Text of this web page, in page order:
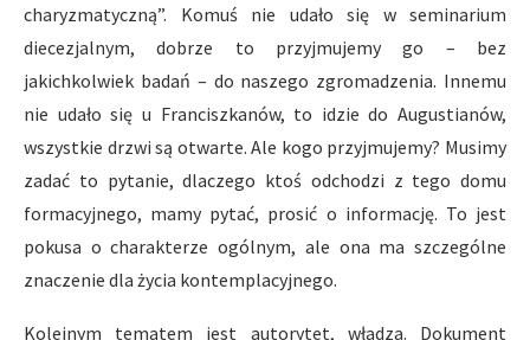
charyzmatyczną”. Komuś nie udało się w seminarium
diecezjalnym, dobrze to przyjmujemy go – bez
jakichkolwiek badań – do naszego zgromadzenia. Innemu
nie udało się u Franciszkanów, to idzie do Augustianów,
wszystkie drzwi są otwarte. Ale kogo przyjmujemy? Musimy
zadać to pytanie, dlaczego ktoś odchodzi z tego domu
formacyjnego, mamy pytać, prosić o informację. To jest
pokusa o charakterze ogólnym, ale ona ma szczególne
znaczenie dla życia kontemplacyjnego.
Kolejnym tematem jest autorytet, władza. Dokument